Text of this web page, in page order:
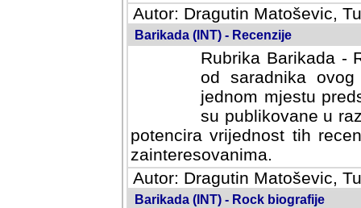
Autor: Dragutin Matoševic,
Barikada (INT) - Recenzije
Rubrika Barikada -
od saradnika
jednom mjestu
su publikovane u
potencira vrijednost tih
zainteresovanima.
Autor: Dragutin Matoševic,
Barikada (INT) - Rock biografije